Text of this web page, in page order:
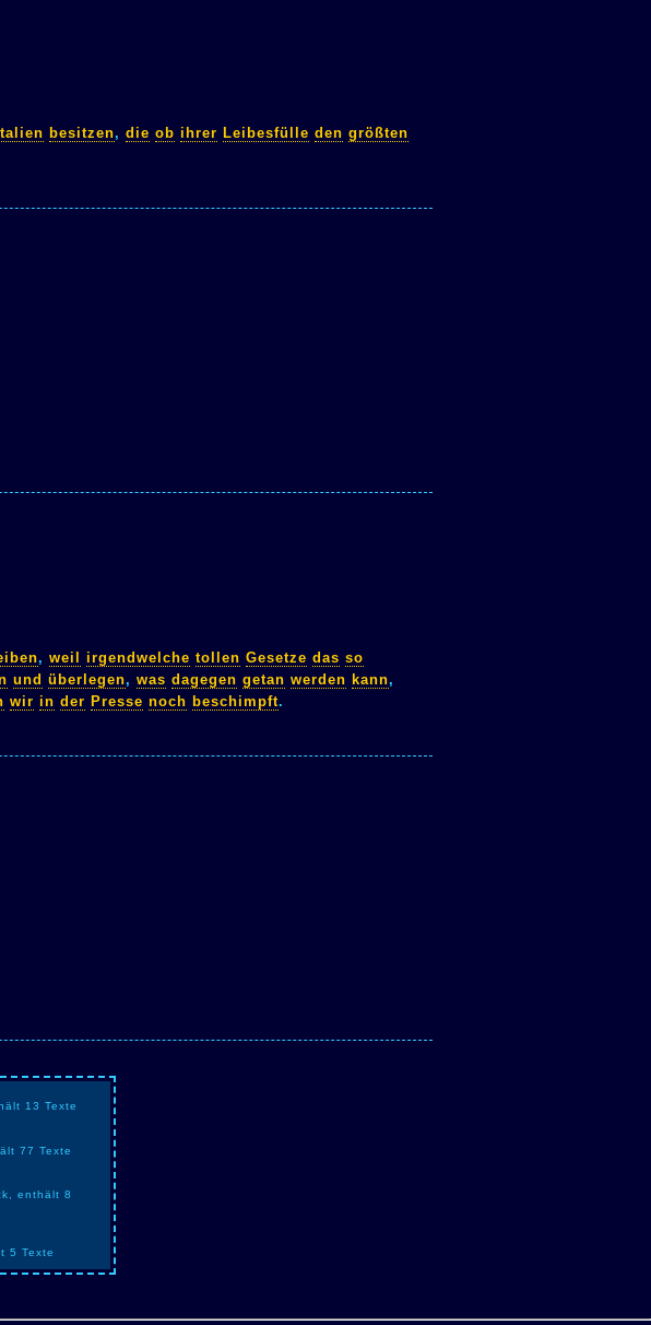
besitzen, die ob ihrer Leibesfülle den größten
, weil irgendwelche tollen Gesetze das so
und überlegen, was dagegen getan werden kann,
wir in der Presse noch beschimpft.
13 Texte
77 Texte
enthält 8
5 Texte